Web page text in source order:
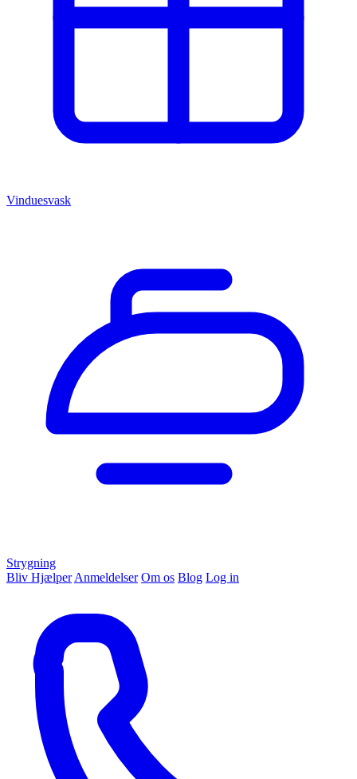
Vinduesvask
Strygning
Bliv Hjælper Anmeldelser Om os Blog Log in